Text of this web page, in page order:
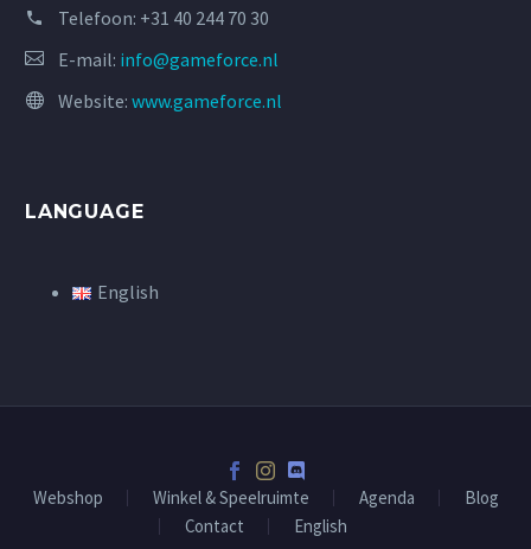
Telefoon: +31 40 244 70 30
E-mail: info@gameforce.nl
Website: www.gameforce.nl
LANGUAGE
English
Webshop Winkel & Speelruimte Agenda
Blog
Contact
English